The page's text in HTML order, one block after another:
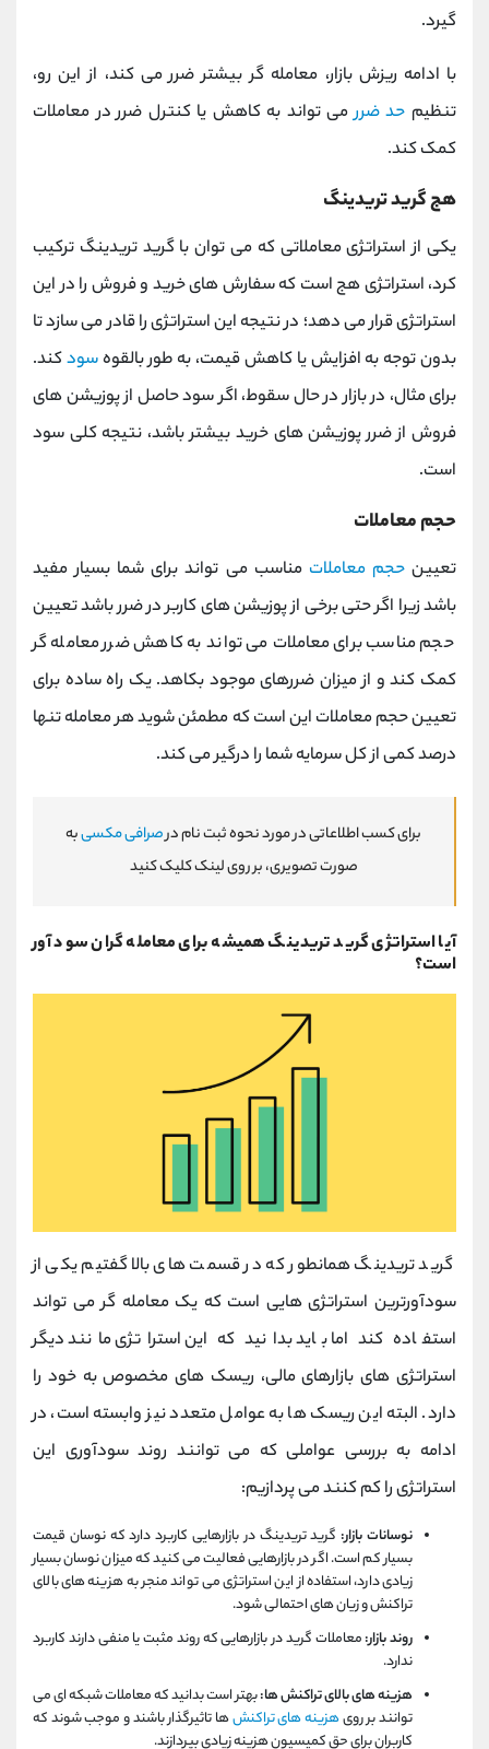
‌گیرد.
با ادامه ریزش بازار، معامله‌ گر بیشتر ضرر می ‌کند، از این رو،
تنظیم حد ضررمی ‌تواند به کاهش یا کنترل ضرر در معاملات
کمک کند.
هج گرید تریدینگ
یکی از استراتژی معاملاتی که می‌ توان با گرید تریدینگ ترکیب
کرد، استراتژی هج است که سفارش ‌های خرید و فروش را در این
استراتژی قرار می ‌دهد؛ در نتیجه این استراتژی را قادر می ‌سازد تا
بدون توجه به افزایش یا کاهش قیمت، به ‌طور بالقوهسودکند.
برای مثال، در بازار در حال سقوط، اگر سود حاصل از پوزیشن‌ های
فروش از ضرر پوزیشن ‌های خرید بیشتر باشد، نتیجه کلی سود
است.
حجم معاملات
تعیینحجم معاملات مناسب می تواند برای شما بسیار مفید
باشد زیرا اگر حتی برخی از پوزیشن های کاربر در ضرر باشد تعیین
حجم مناسب برای معاملات می تواند به کاهش ضرر معامله گر
کمک کند و از میزان ضررهای موجود بکاهد. یک راه ساده برای
تعیین حجم معاملات این است که مطمئن شوید هر معامله تنها
درصد کمی از کل سرمایه شما را درگیر می ‌کند.
برای کسب اطلاعاتی در مورد نحوه ثبت نام درصرافی مکسیبه
صورت تصویری، بر روی لینک کلیک کنید
آیا استراتژی گرید تریدینگ همیشه برای معامله گران سود آور
است؟
گرید تریدینگ همانطور که در قسمت های بالا گفتیم یکی از
سودآورترین استراتژی هایی است که یک معامله گر می تواند
استفاده کند اما باید بدانید که این استراتژی مانند دیگر
استراتژی های بازارهای مالی، ریسک های مخصوص به خود را
دارد. البته این ریسک ها به عوامل متعدد نیز وابسته است، در
ادامه به بررسی عواملی که می توانند روند سودآوری این
استراتژی را کم کنند می پردازیم:
نوسانات بازار: گرید تریدینگ در بازارهایی کاربرد دارد که نوسان قیمت
بسیار کم است. اگر در بازارهایی فعالیت می کنید که میزان نوسان بسیار
زیادی دارد، استفاده از این استراتژی می تواند منجر به هزینه های بالای
تراکنش و زیان های احتمالی شود.
روند بازار:معاملات گرید در بازارهایی که روند مثبت یا منفی دارند کاربرد
ندارد.
هزینه های بالای تراکنش ها:بهتر است بدانید که معاملات شبکه ای می
توانند بر رویهزینه های تراکنشها تاثیرگذار باشند و موجب شوند که
کاربران برای حق کمیسیون هزینه زیادی بپردازند.